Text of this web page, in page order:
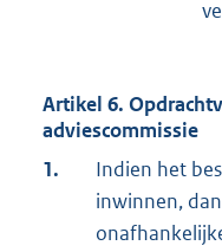
Artikel 6.
adviescommissie
1.
Indien het
inwinnen,